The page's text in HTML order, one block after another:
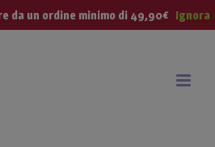
da un ordine minimo di 49,90€ Ignora
modal-check